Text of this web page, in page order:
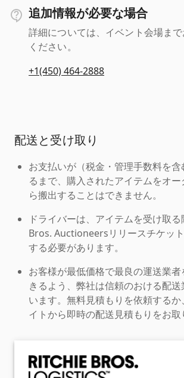
追加情報が必要な場合
詳細については、イベント会場ま
ください。
+1(450) 464-2888
配送と受け取り
お支払いが（税金・管理手数料を
るまで、購入されたアイテムをオ
ら搬出することはできません。
ドライバーは、アイテムを受け取
Bros. Auctioneersリリースチケッ
する必要があります。
お客様が最低価格で最良の運送業
きるよう、弊社は信頼のおける配
います。無料見積もりを依頼する
イトから即時の配送見積もりをお取